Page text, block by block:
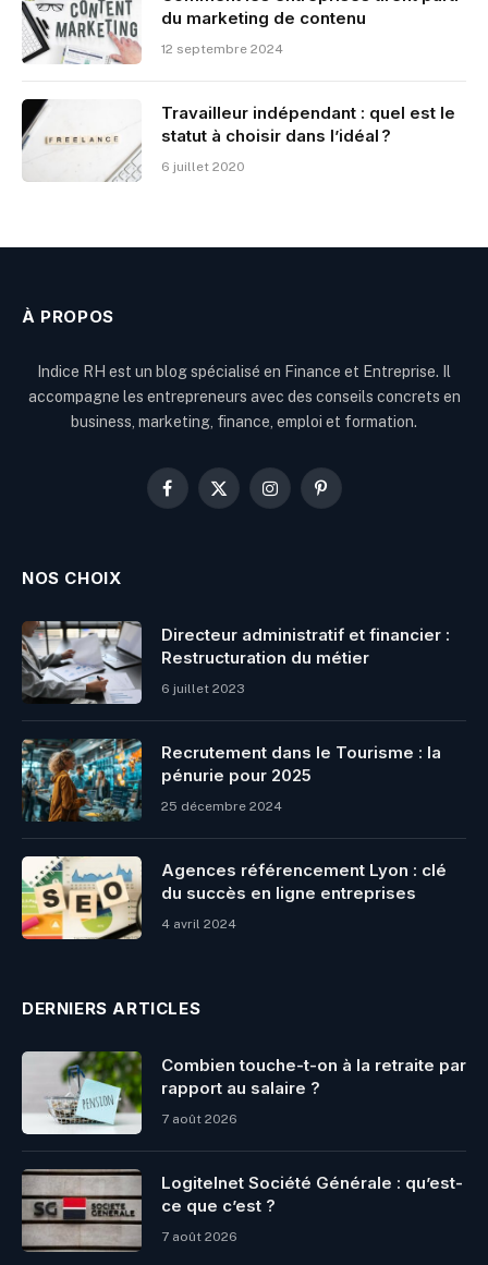
du marketing de contenu
12 septembre 2024
Travailleur indépendant : quel est le
statut à choisir dans l’idéal ?
6 juillet 2020
À PROPOS
Indice RH est un blog spécialisé en Finance et Entreprise. Il
accompagne les entrepreneurs avec des conseils concrets en
business, marketing, finance, emploi et formation.
Facebook
X
InstagramPinterest
NOS CHOIX
Directeur administratif et financier :
Restructuration du métier
6 juillet 2023
Recrutement dans le Tourisme : la
pénurie pour 2025
25 décembre 2024
Agences référencement Lyon : clé
du succès en ligne entreprises
4 avril 2024
DERNIERS ARTICLES
Combien touche-t-on à la retraite par
rapport au salaire ?
7 août 2026
Logitelnet Société Générale : qu’est-
ce que c’est ?
7 août 2026